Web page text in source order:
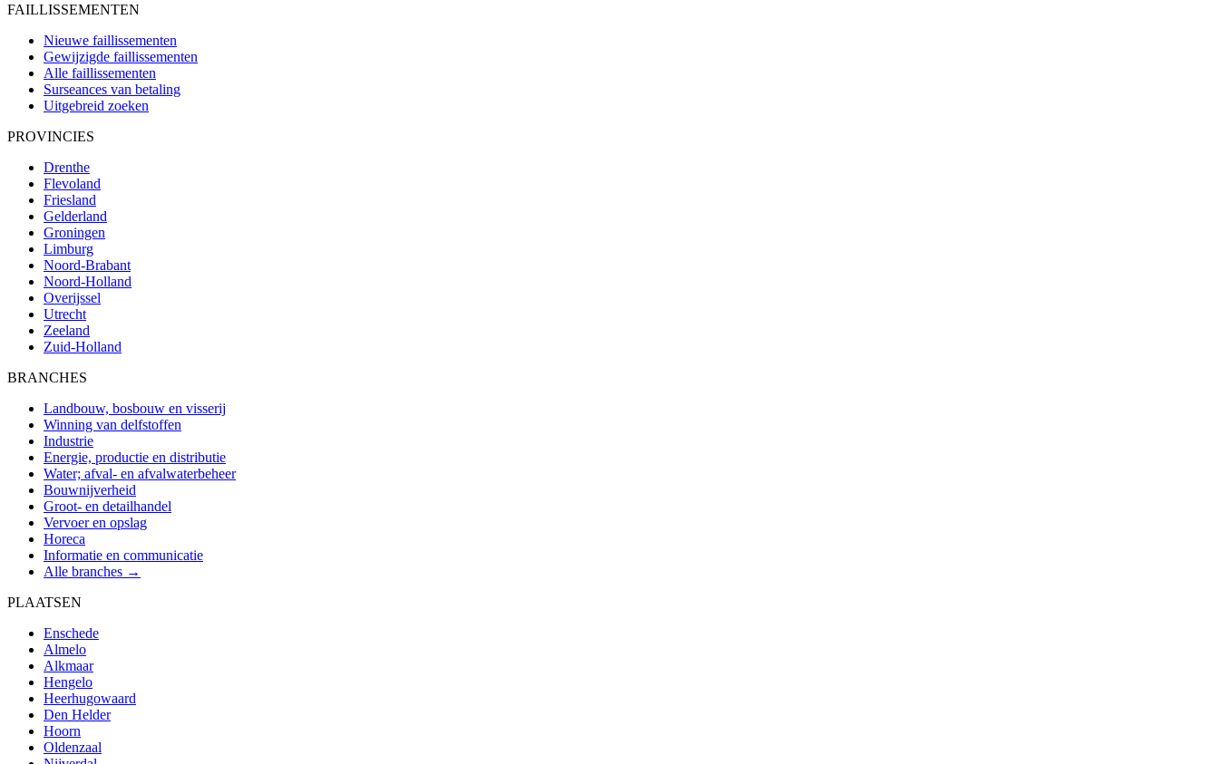
FAILLISSEMENTEN
Nieuwe faillissementen
Gewijzigde faillissementen
Alle faillissementen
Surseances van betaling
Uitgebreid zoeken
PROVINCIES
Drenthe
Flevoland
Friesland
Gelderland
Groningen
Limburg
Noord-Brabant
Noord-Holland
Overijssel
Utrecht
Zeeland
Zuid-Holland
BRANCHES
Landbouw, bosbouw en visserij
Winning van delfstoffen
Industrie
Energie, productie en distributie
Water; afval- en afvalwaterbeheer
Bouwnijverheid
Groot- en detailhandel
Vervoer en opslag
Horeca
Informatie en communicatie
Alle branches →
PLAATSEN
Enschede
Almelo
Alkmaar
Hengelo
Heerhugowaard
Den Helder
Hoorn
Oldenzaal